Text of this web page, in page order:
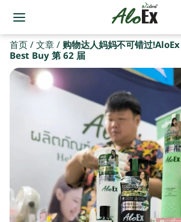
首页/文章/购物达人妈妈不可错过
Best Buy 第 62 届